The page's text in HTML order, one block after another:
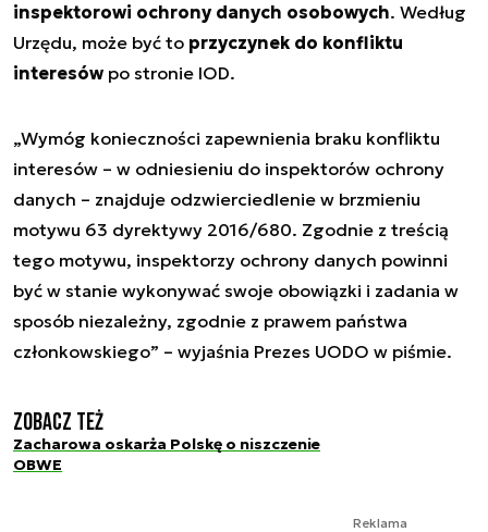
inspektorowi ochrony danych osobowych. Według
Urzędu, może być to przyczynek do konfliktu
interesów po stronie IOD.
„Wymóg konieczności zapewnienia braku konfliktu
interesów – w odniesieniu do inspektorów ochrony
danych – znajduje odzwierciedlenie w brzmieniu
motywu 63 dyrektywy 2016/680. Zgodnie z treścią
tego motywu, inspektorzy ochrony danych powinni
być w stanie wykonywać swoje obowiązki i zadania w
sposób niezależny, zgodnie z prawem państwa
członkowskiego” – wyjaśnia Prezes UODO w piśmie.
Zobacz też
Zacharowa oskarża Polskę o niszczenie
OBWE
Reklama